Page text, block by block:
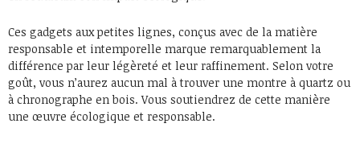
Ces gadgets aux petites lignes, conçus avec de la matière
responsable et intemporelle marque remarquablement la
différence par leur légèreté et leur raffinement. Selon votre
goût, vous n’aurez aucun mal à trouver une montre à quartz ou
à chronographe en bois. Vous soutiendrez de cette manière
une œuvre écologique et responsable.